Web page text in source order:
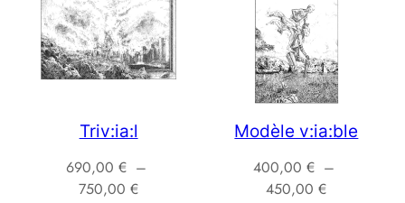
Triv:ia:l
690,00€ –
750,00€Plage
Modèle v:ia:ble
400,00€ –
450,00€Plage